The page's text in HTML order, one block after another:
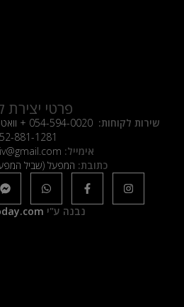
פרטי
שירות לקוחות: 054-594-0020
+
881-1281
אימייל:
כתובת: המפעל (שביל המפעל) 3, תל
נבנה ע"י